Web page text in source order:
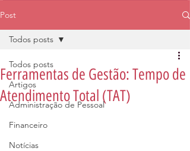
Post
Todos posts
Artigos
Administração de Pessoal
Financeiro
Notícias
Todos posts
Ferramentas de Gestão: Tempo de
Atendimento Total (TAT)